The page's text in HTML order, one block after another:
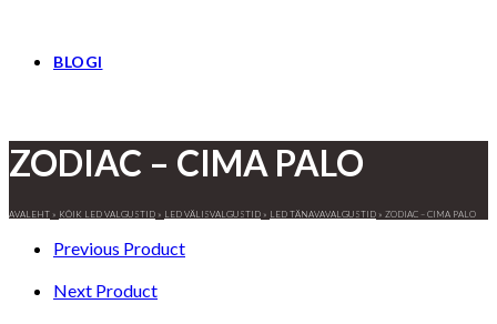
BLOGI
ZODIAC – CIMA PALO
AVALEHT » KÕIK LED VALGUSTID » LED VÄLISVALGUSTID » LED TÄNAVAVALGUSTID » ZODIAC – CIMA PALO
Previous Product
Next Product